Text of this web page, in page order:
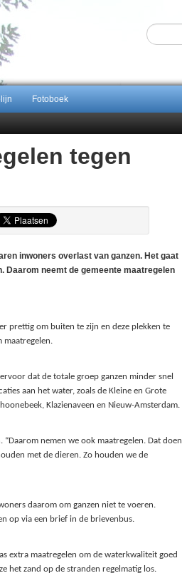
Fotoboek
Zuidlaren
tegen
inwoners overlast van ganzen. Het gaat
Daarom neemt de gemeente maatregelen
prettig om buiten te zijn en deze plekken te
maatregelen.
dat de totale groep ganzen minder snel
aan het water, zoals de Kleine en Grote
Klazienaveen en Nieuw-Amsterdam.
nemen we ook maatregelen. Dat doen
met de dieren. Zo houden we de
daarom om ganzen niet te voeren.
op via een brief in de brievenbus.
extra maatregelen om de waterkwaliteit goed
het zand op de stranden regelmatig los.